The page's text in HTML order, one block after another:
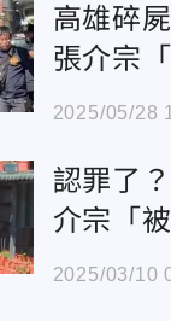
高雄碎
張介宗
生活曝
2025/05/28
認罪了
介宗「
軟」
2025/03/10